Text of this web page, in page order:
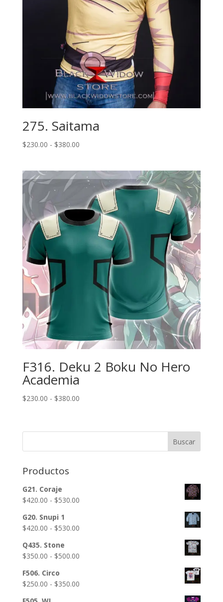
275. Saitama
$230.00 - $380.00Rango
desde
$230.00
hasta
$380.00
F316. Deku 2 Boku No Hero
Academia
$230.00 - $380.00Rango
desde
Buscar
Productos
G21. Coraje
$420.00 - $530.00Rango
desde
hasta
G20. Snupi 1
$420.00 - $530.00Rango
desde
hasta
Q435. Stone
$350.00 - $500.00Rango
desde
F506. Circo
$250.00 - $350.00Rango